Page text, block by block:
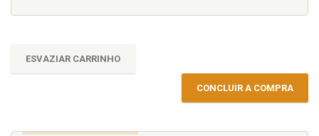
ESVAZIAR CARRINHO
CONCLUIR A COMPRA